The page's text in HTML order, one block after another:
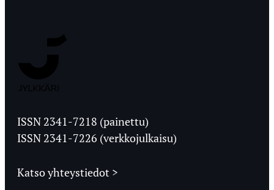
Ylioppilaslehti
ISSN 2341-7218 (painettu)
ISSN 2341-7226 (verkkojulkaisu)
Katso yhteystiedot >